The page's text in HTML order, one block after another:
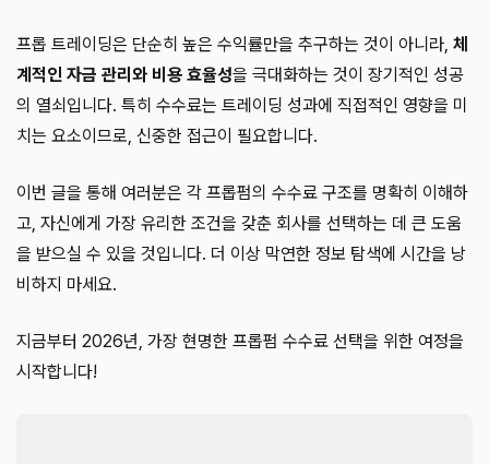
프롭 트레이딩은 단순히 높은 수익률만을 추구하는 것이 아니라, 체
계적인 자금 관리와 비용 효율성을 극대화하는 것이 장기적인 성공
의 열쇠입니다. 특히 수수료는 트레이딩 성과에 직접적인 영향을 미
치는 요소이므로, 신중한 접근이 필요합니다.
이번 글을 통해 여러분은 각 프롭펌의 수수료 구조를 명확히 이해하
고, 자신에게 가장 유리한 조건을 갖춘 회사를 선택하는 데 큰 도움
을 받으실 수 있을 것입니다. 더 이상 막연한 정보 탐색에 시간을 낭
비하지 마세요.
지금부터 2026년, 가장 현명한 프롭펌 수수료 선택을 위한 여정을
시작합니다!